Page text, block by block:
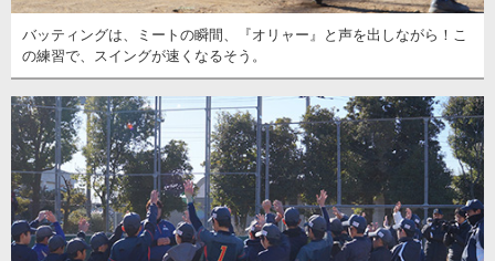
バッティングは、ミートの瞬間、『オリャー』と声を出しながら！こ
の練習で、スイングが速くなるそう。